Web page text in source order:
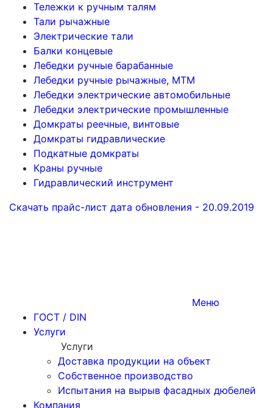
Тележки к ручным талям
Тали рычажные
Электрические тали
Балки концевые
Лебедки ручные барабанные
Лебедки ручные рычажные, МТМ
Лебедки электрические автомобильные
Лебедки электрические промышленные
Домкраты реечные, винтовые
Домкраты гидравлические
Подкатные домкраты
Краны ручные
Гидравлический инструмент
Скачать прайс-лист дата обновления - 20.09.2019
Меню
ГОСТ / DIN
Услуги
Услуги
Доставка продукции на объект
Собственное производство
Испытания на вырыв фасадных дюбелей
Компания